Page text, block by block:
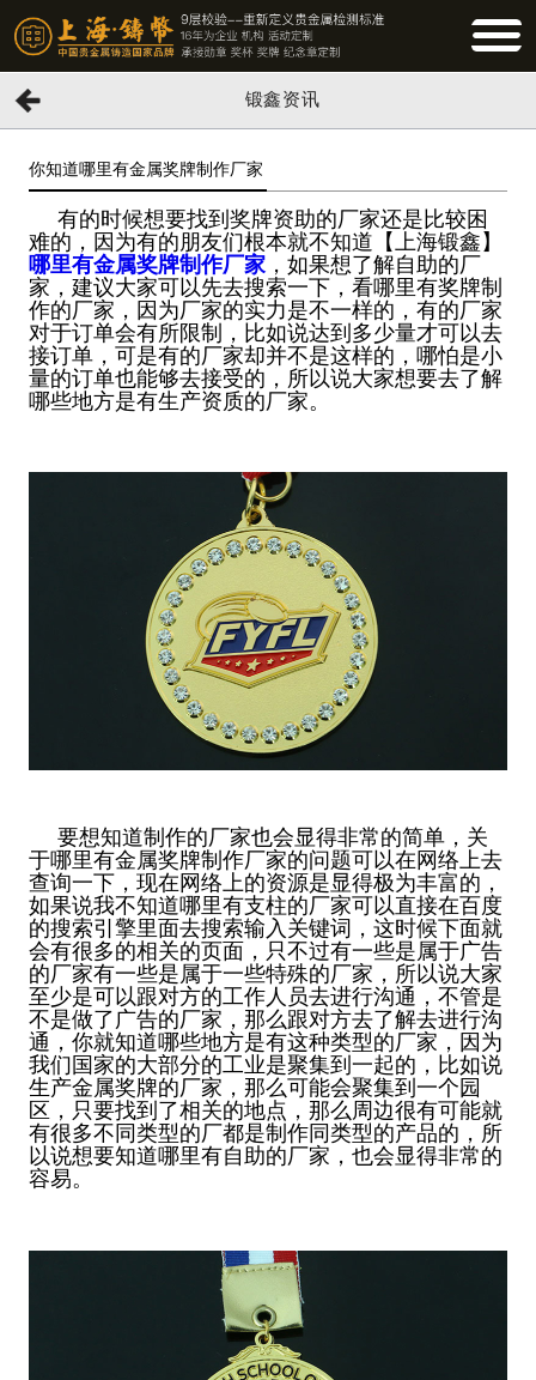
锻鑫资讯
你知道哪里有金属奖牌制作厂家
有的时候想要找到奖牌资助的厂家还是比较困
难的，因为有的朋友们根本就不知道【上海锻鑫】
哪里有金属奖牌制作厂家，如果想了解自助的厂
家，建议大家可以先去搜索一下，看哪里有奖牌制
作的厂家，因为厂家的实力是不一样的，有的厂家
对于订单会有所限制，比如说达到多少量才可以去
接订单，可是有的厂家却并不是这样的，哪怕是小
量的订单也能够去接受的，所以说大家想要去了解
哪些地方是有生产资质的厂家。
要想知道制作的厂家也会显得非常的简单，关
于哪里有金属奖牌制作厂家的问题可以在网络上去
查询一下，现在网络上的资源是显得极为丰富的，
如果说我不知道哪里有支柱的厂家可以直接在百度
的搜索引擎里面去搜索输入关键词，这时候下面就
会有很多的相关的页面，只不过有一些是属于广告
的厂家有一些是属于一些特殊的厂家，所以说大家
至少是可以跟对方的工作人员去进行沟通，不管是
不是做了广告的厂家，那么跟对方去了解去进行沟
通，你就知道哪些地方是有这种类型的厂家，因为
我们国家的大部分的工业是聚集到一起的，比如说
生产金属奖牌的厂家，那么可能会聚集到一个园
区，只要找到了相关的地点，那么周边很有可能就
有很多不同类型的厂都是制作同类型的产品的，所
以说想要知道哪里有自助的厂家，也会显得非常的
容易。